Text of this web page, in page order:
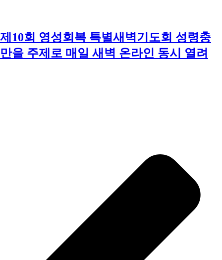
제10회 영성회복 특별새벽기도회 성령충
만을 주제로 매일 새벽 온라인 동시 열려